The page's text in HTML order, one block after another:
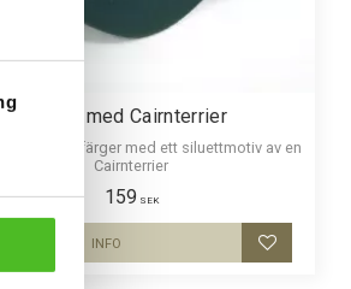
Keps med Cairnterrier
i flera olika färger med ett siluettmotiv av en
Cairnterrier
159 SEK
Lägg till i
INFO